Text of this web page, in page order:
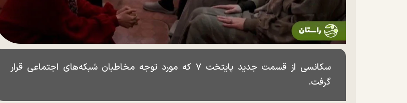
سکانسی از قسمت جدید پایتخت ۷ که مورد توجه مخاطبان شبکه‌های اجتماعی قرار
گرفت.